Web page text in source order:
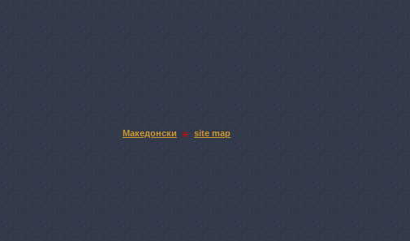
Македонски site map